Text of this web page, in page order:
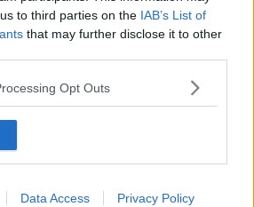
to third parties on the IAB’s List of
that may further disclose it to other
Opt Outs
Data Access Privacy Policy
videoclip in città
per la merenda d'estate
rivive al Politeama
tra le note
del melodramma